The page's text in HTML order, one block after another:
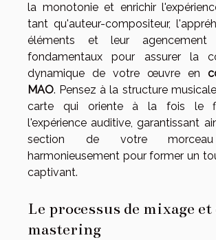
la monotonie et enrichir
tant qu'auteur-compositeur,
éléments et leur agencement
fondamentaux pour assurer la
dynamique de votre œuvre en
MAO. Pensez à la structure
carte qui oriente à la fois le
l'expérience auditive, garantissant
section de votre morceau
harmonieusement pour former un
captivant.
Le processus de mixage et
mastering